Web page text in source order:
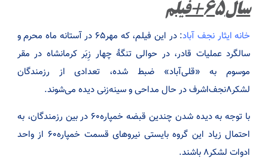
سال۶۵+فیلم
خانه ایثار نجف آباد
: در این فیلم، که مهر۶۵ در آستانه ماه محرم و
سالگرد عملیات قادر، در حوالی تنگۀ چهار زِبَر کرمانشاه در مقر
موسوم به «قلی‌آباد» ضبط شده، تعدادی از رزمندگان
لشکر۸نجف‌اشرف در حال مداحی و سینه‌زنی دیده می‌شوند.
با توجه به دیده شدن چندین قبضه خمپاره۶۰ در بین رزمندگان، به
احتمال زیاد این گروه بایستی نیروهای قسمت خمپاره۶۰ از واحد
ادوات لشکر۸ باشند.